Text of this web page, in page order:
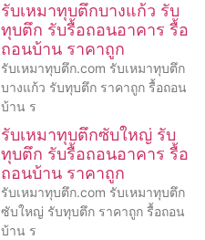
รับเหมาทุบตึกบางแก้ว รับ
ทุบตึก รับรื้อถอนอาคาร รื้อ
ถอนบ้าน ราคาถูก
รับเหมาทุบตึก.com รับเหมาทุบตึก
บางแก้ว รับทุบตึก ราคาถูก รื้อถอน
บ้าน ร
รับเหมาทุบตึกซับใหญ่ รับ
ทุบตึก รับรื้อถอนอาคาร รื้อ
ถอนบ้าน ราคาถูก
รับเหมาทุบตึก.com รับเหมาทุบตึก
ซับใหญ่ รับทุบตึก ราคาถูก รื้อถอน
บ้าน ร